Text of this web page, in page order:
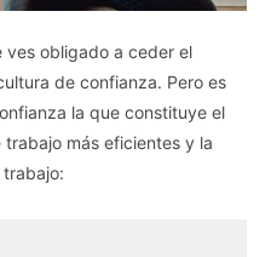
ves obligado a ceder el
de confianza. Pero es
la que constituye el
más eficientes y la